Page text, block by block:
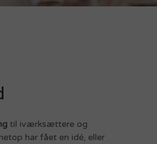
til iværksættere og
har fået en idé, eller